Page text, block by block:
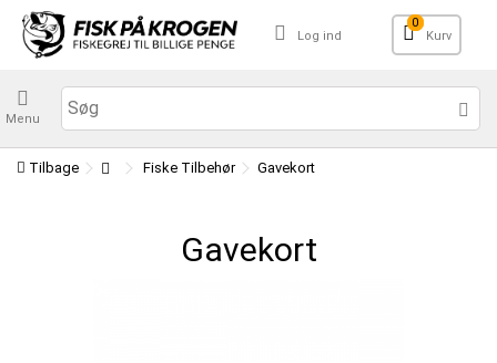
Log ind
0
Kurv
Menu
Tilbage Fiske Tilbehør Gavekort
Gavekort